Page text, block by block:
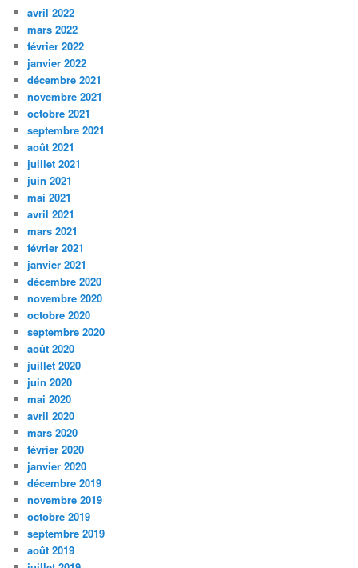
avril 2022
mars 2022
février 2022
janvier 2022
décembre 2021
novembre 2021
octobre 2021
septembre 2021
août 2021
juillet 2021
juin 2021
mai 2021
avril 2021
mars 2021
février 2021
janvier 2021
décembre 2020
novembre 2020
octobre 2020
septembre 2020
août 2020
juillet 2020
juin 2020
mai 2020
avril 2020
mars 2020
février 2020
janvier 2020
décembre 2019
novembre 2019
octobre 2019
septembre 2019
août 2019